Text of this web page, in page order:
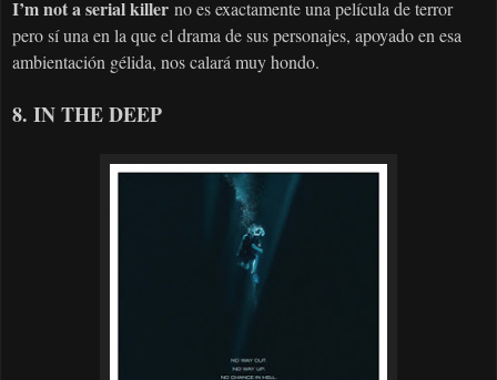
I’m not a serial killer no es exactamente una película de terror
pero sí una en la que el drama de sus personajes, apoyado en esa
ambientación gélida, nos calará muy hondo.
8. IN THE DEEP